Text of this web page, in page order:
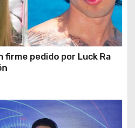
firme pedido por Luck Ra